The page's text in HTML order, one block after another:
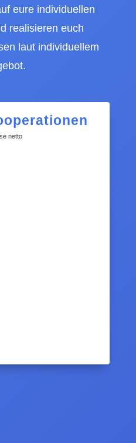
eure individuellen
realisieren euch
laut individuellem
netto